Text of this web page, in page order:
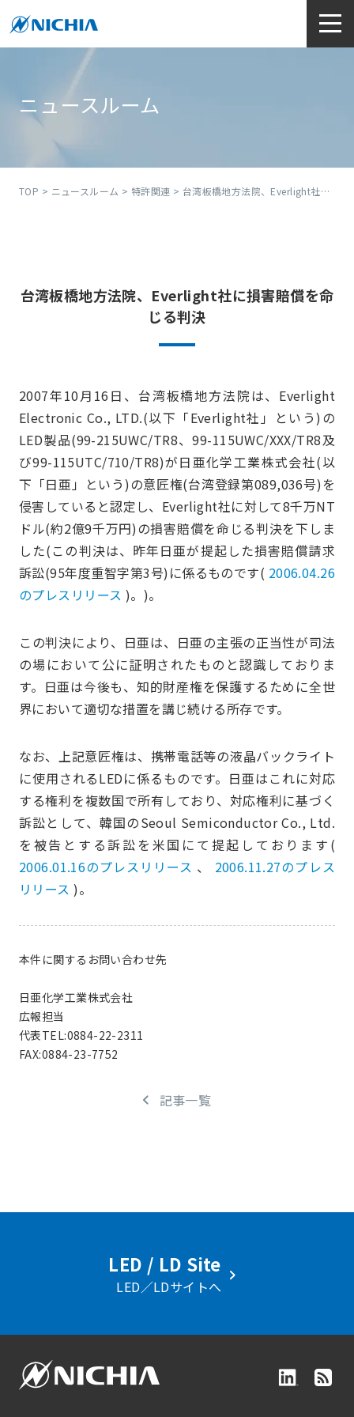
ニュースルーム
TOP > ニュースルーム > 特許関連 > 台湾板橋地方法院、Everlight社に損害賠償を命じる判決
台湾板橋地方法院、Everlight社に損害賠償を命
じる判決
2007年10月16日、台湾板橋地方法院は、Everlight
Electronic Co., LTD.(以下「Everlight社」という)の
LED製品(99-215UWC/TR8、99-115UWC/XXX/TR8及
び99-115UTC/710/TR8)が日亜化学工業株式会社(以
下「日亜」という)の意匠権(台湾登録第089,036号)を
侵害していると認定し、Everlight社に対して8千万NT
ドル(約2億9千万円)の損害賠償を命じる判決を下しま
した(この判決は、昨年日亜が提起した損害賠償請求
訴訟(95年度重智字第3号)に係るものです( 2006.04.26
のプレスリリース )。)。
この判決により、日亜は、日亜の主張の正当性が司法
の場において公に証明されたものと認識しておりま
す。日亜は今後も、知的財産権を保護するために全世
界において適切な措置を講じ続ける所存です。
なお、上記意匠権は、携帯電話等の液晶バックライト
に使用されるLEDに係るものです。日亜はこれに対応
する権利を複数国で所有しており、対応権利に基づく
訴訟として、韓国のSeoul Semiconductor Co., Ltd.
を被告とする訴訟を米国にて提起しております(
2006.01.16のプレスリリース 、 2006.11.27のプレス
リリース)。
本件に関するお問い合わせ先
日亜化学工業株式会社
広報担当
代表TEL:0884-22-2311
FAX:0884-23-7752
記事一覧
LED / LD Site
LED／LDサイトへ